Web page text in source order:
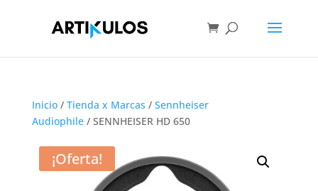
Inicio/ Tienda x Marcas / Sennheiser
Audiophile/ SENNHEISER HD 650
¡Oferta!